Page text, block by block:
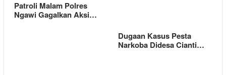
Patroli Malam Polres
Ngawi Gagalkan Aksi…
Dugaan Kasus Pesta
Narkoba Didesa Cianti…